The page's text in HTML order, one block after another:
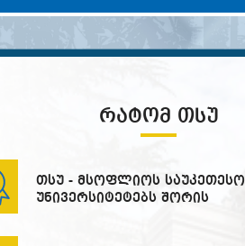
ᲠᲐᲢᲝᲛ ᲗᲡᲣ
თსუ - მსოფლიოს საუკეთესო
უნივერსიტეტებს შორის